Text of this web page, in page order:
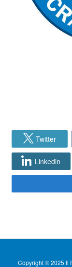
Twitter
Linkedin
Copyright © 2025 Il